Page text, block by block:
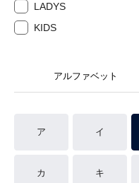
LADYS
KIDS
アルファベット
ア イ
カ キ